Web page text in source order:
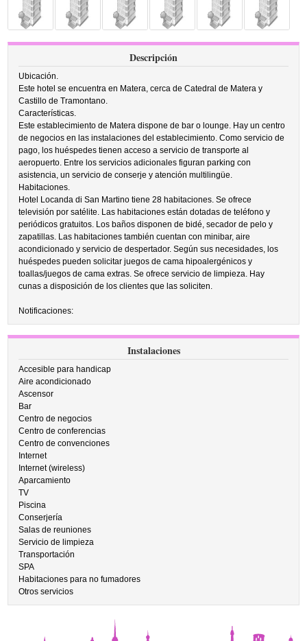
Descripción
Ubicación.
Este hotel se encuentra en Matera, cerca de Catedral de Matera y
Castillo de Tramontano.
Características.
Este establecimiento de Matera dispone de bar o lounge. Hay un centro
de negocios en las instalaciones del establecimiento. Como servicio de
pago, los huéspedes tienen acceso a servicio de transporte al
aeropuerto. Entre los servicios adicionales figuran parking con
asistencia, un servicio de conserje y atención multilingüe.
Habitaciones.
Hotel Locanda di San Martino tiene 28 habitaciones. Se ofrece
televisión por satélite. Las habitaciones están dotadas de teléfono y
periódicos gratuitos. Los baños disponen de bidé, secador de pelo y
zapatillas. Las habitaciones también cuentan con minibar, aire
acondicionado y servicio de despertador. Según sus necesidades, los
huéspedes pueden solicitar juegos de cama hipoalergénicos y
toallas/juegos de cama extras. Se ofrece servicio de limpieza. Hay
cunas a disposición de los clientes que las soliciten.
Notificaciones:
Instalaciones
Accesible para handicap
Aire acondicionado
Ascensor
Bar
Centro de negocios
Centro de conferencias
Centro de convenciones
Internet
Internet (wireless)
Aparcamiento
TV
Piscina
Conserjería
Salas de reuniones
Servicio de limpieza
Transportación
SPA
Habitaciones para no fumadores
Otros servicios